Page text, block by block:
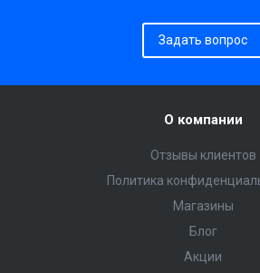
Задать вопрос
О компании
Отзывы клиентов
Политика
Магазины
Блог
Акции